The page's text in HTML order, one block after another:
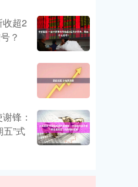
超2
？
锋：
”式